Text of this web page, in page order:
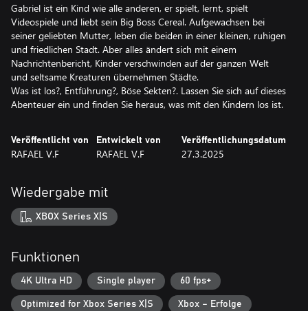
Gabriel ist ein Kind wie alle anderen, er spielt, lernt, spielt
Videospiele und liebt sein Big Boss Cereal. Aufgewachsen bei
seiner geliebten Mutter, leben die beiden in einer kleinen, ruhigen
und friedlichen Stadt. Aber alles ändert sich mit einem
Nachrichtenbericht, Kinder verschwinden auf der ganzen Welt
und seltsame Kreaturen übernehmen Städte.
Was ist los?, Entführung?, Böse Sekten?. Lassen Sie sich auf dieses
Abenteuer ein und finden Sie heraus, was mit den Kindern los ist.
Veröffentlicht von
RAFAEL V.F
Entwickelt von
RAFAEL V.F
Veröffentlichungsdatum
27.3.2025
Wiedergabe mit
XBOX Series X|S
Funktionen
4K Ultra HD Single player 60 fps+
Optimized for Xbox Series X|S Xbox – Erfolge